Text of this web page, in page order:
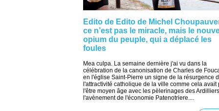
Edito de Edito de Michel
ce n’est pas le miracle, mais le
opium du peuple, qui a déplacé les
foules
Mea culpa. La semaine dernière j'ai vu dans la
célébration de la canonisation de Charles de
en l'église Saint-Pierre un signe de la résurgence
l'attractivité catholique de la ville comme cela avait
l'être moyen âge avec les pèlerinages des
l'avènement de l'économie Patenotriere....